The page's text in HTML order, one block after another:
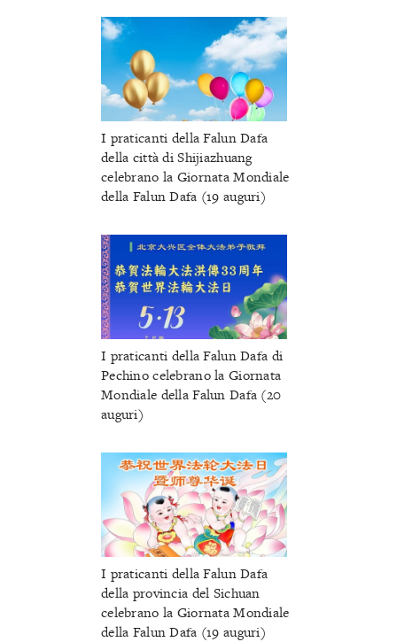
I praticanti della Falun Dafa
della città di Shijiazhuang
celebrano la Giornata Mondiale
della Falun Dafa (19 auguri)
I praticanti della Falun Dafa di
Pechino celebrano la Giornata
Mondiale della Falun Dafa (20
auguri)
I praticanti della Falun Dafa
della provincia del Sichuan
celebrano la Giornata Mondiale
della Falun Dafa (19 auguri)